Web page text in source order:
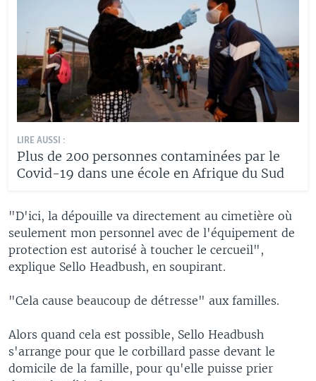
LIRE AUSSI :
Plus de 200 personnes contaminées par le
Covid-19 dans une école en Afrique du Sud
"D'ici, la dépouille va directement au cimetière où
seulement mon personnel avec de l'équipement de
protection est autorisé à toucher le cercueil",
explique Sello Headbush, en soupirant.
"Cela cause beaucoup de détresse" aux familles.
Alors quand cela est possible, Sello Headbush
s'arrange pour que le corbillard passe devant le
domicile de la famille, pour qu'elle puisse prier